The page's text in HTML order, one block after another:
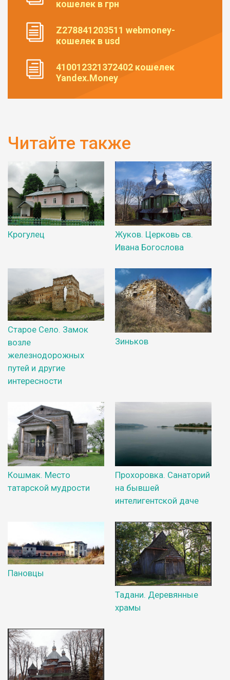
кошелек в грн
Z278841203511 webmoney-
кошелек в usd
410012321372402 кошелек
Yandex.Money
Читайте также
Крогулец
Жуков. Церковь св.
Ивана Богослова
Старое Село. Замок
возле
железнодорожных
путей и другие
интересности
Зиньков
Кошмак. Место
татарской мудрости
Прохоровка. Санаторий
на бывшей
интелигентской даче
Пановцы
Тадани. Деревянные
храмы